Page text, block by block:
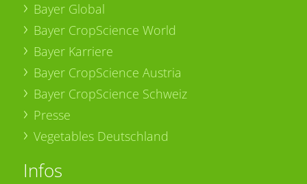
Bayer Global
Bayer CropScience World
Bayer Karriere
Bayer CropScience Austria
Bayer CropScience Schweiz
Presse
Vegetables Deutschland
Infos